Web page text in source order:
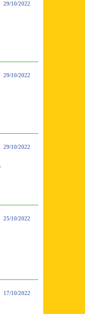
29/10/2022
29/10/2022
29/10/2022
25/10/2022
17/10/2022